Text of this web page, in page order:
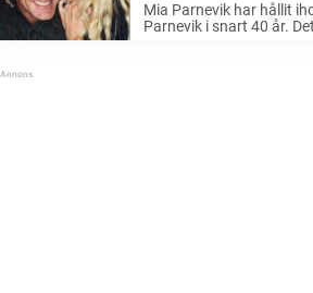
Mia Parnevik har hållit
Parnevik i snart 40 år.